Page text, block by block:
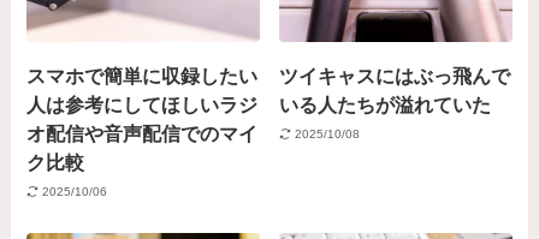
スマホで簡単に収録したい
人は参考にしてほしいラジ
オ配信や音声配信でのマイ
ク比較
2025/10/06
ツイキャスにはぶっ飛んで
いる人たちが溢れていた
2025/10/08